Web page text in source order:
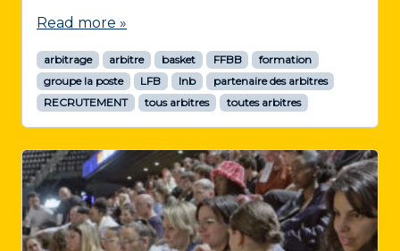
Read more »
arbitrage arbitre basket FFBB
formation
groupe la poste
LFB lnb
partenaire des arbitres
RECRUTEMENT
tous arbitres toutes arbitres